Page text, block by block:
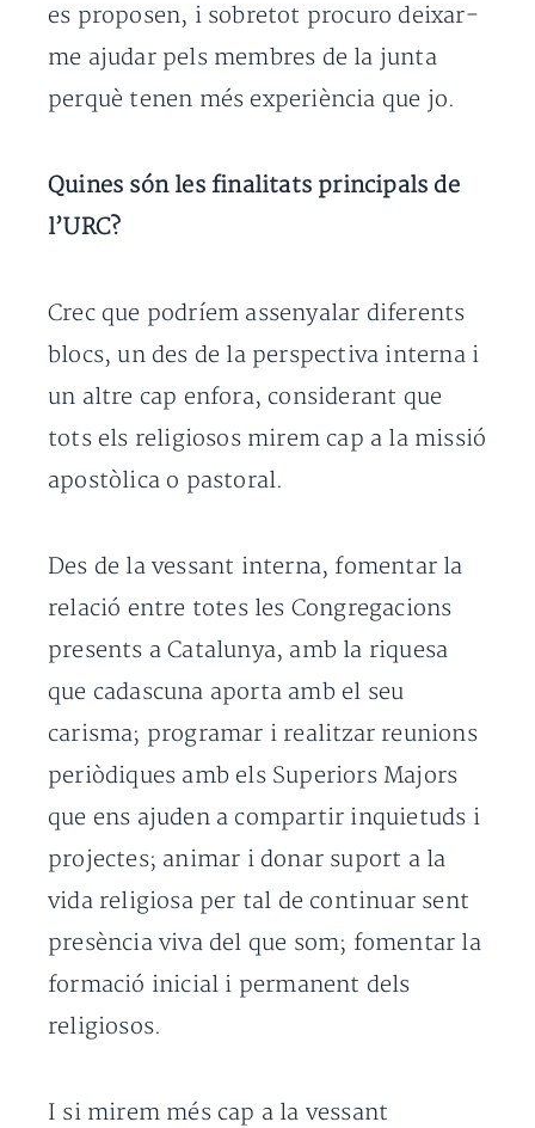
es proposen, i sobretot procuro deixar-
me ajudar pels membres de la junta
perquè tenen més experiència que jo.
Quines són les finalitats principals de
l’URC?
Crec que podríem assenyalar diferents
blocs, un des de la perspectiva interna i
un altre cap enfora, considerant que
tots els religiosos mirem cap a la missió
apostòlica o pastoral.
Des de la vessant interna, fomentar la
relació entre totes les Congregacions
presents a Catalunya, amb la riquesa
que cadascuna aporta amb el seu
carisma; programar i realitzar reunions
periòdiques amb els Superiors Majors
que ens ajuden a compartir inquietuds i
projectes; animar i donar suport a la
vida religiosa per tal de continuar sent
presència viva del que som; fomentar la
formació inicial i permanent dels
religiosos.
I si mirem més cap a la vessant